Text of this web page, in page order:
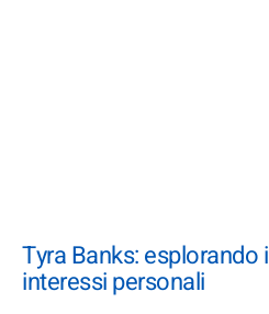
Tyra Banks:
interessi personali